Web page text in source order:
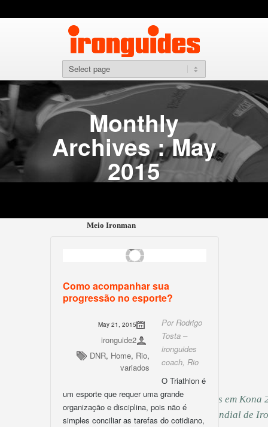
Monthly
Archives : May
2015
Como acompanhar sua
progressão no esporte?
May 21, 2015
ironguide2
DNR, Home, Rio,
variados
Por Rodrigo
Tosta –
ironguides
coach, Rio
O Triathlon é
um esporte que requer uma grande
organização e disciplina, pois não é
simples conciliar as tarefas do cotidiano,
com nossos treinadores esta fora de seu orcamento,
comprar nossas planilhas em nivel avancado. Baseado
que criaram campeões Mundias de Ironman,
Mundias de prova curta (ITU), O Método fornece uma
para cada atleta, independente de seu
tenham completado a prova ou tenham como objetivo
Short Triathlon
Homen: Sub 1h08 / Mulher: Sub 1h15
Volume de treino semanal: De 7 a 11h
Mais info
Distancia Olímpica
Homen: Sub 2h20 / Mulher: Sub 2h35
Meio Ironman
Volume de treino semanal: De 11 a 17h
Ironman
Volume de treino semanal: De 12 a 20h
Mais info
Foto: Time ironguides em Kona
classifica atletas para o Mundial de